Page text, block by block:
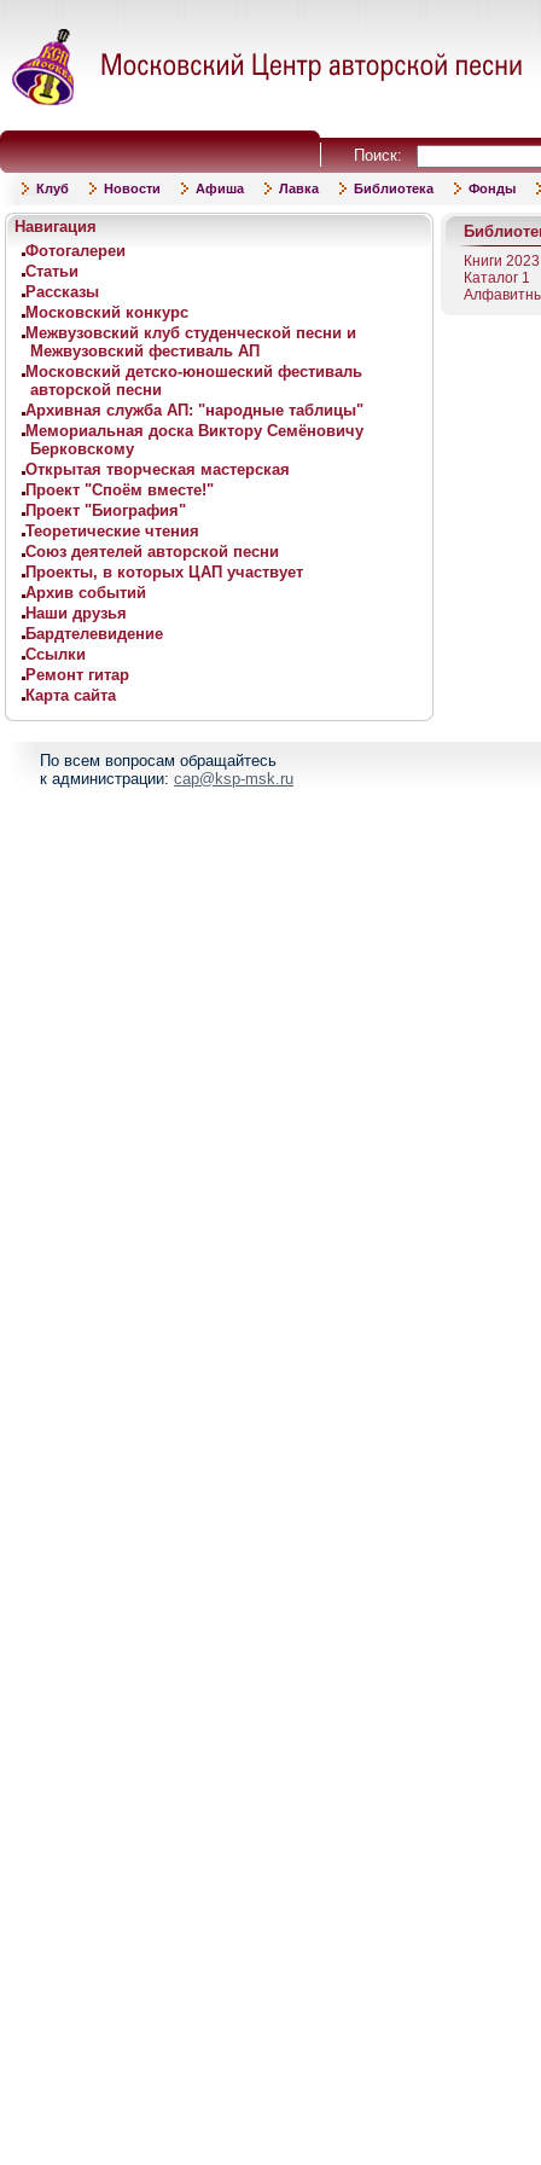
Поиск:
Клуб Новости Афиша Лавка Библиотека Фонды
Навигация
Фотогалереи
Статьи
Рассказы
Московский конкурс
Межвузовский клуб студенческой песни и
Межвузовский фестиваль АП
Московский детско-юношеский фестиваль
авторской песни
Архивная служба АП: "народные таблицы"
Мемориальная доска Виктору Семёновичу
Берковскому
Открытая творческая мастерская
Проект "Споём вместе!"
Проект "Биография"
Теоретические чтения
Союз деятелей авторской песни
Проекты, в которых ЦАП участвует
Архив событий
Наши друзья
Бардтелевидение
Ссылки
Ремонт гитар
Карта сайта
Книги
Каталог 1
По всем вопросам обращайтесь
к администрации: cap@ksp-msk.ru